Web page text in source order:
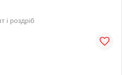
і роздріб